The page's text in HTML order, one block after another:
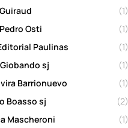
(1)
Osti
(1)
Paulinas
(1)
sj
(1)
Barrionuevo
(1)
Boasso sj
(2)
Mascheroni
(1)